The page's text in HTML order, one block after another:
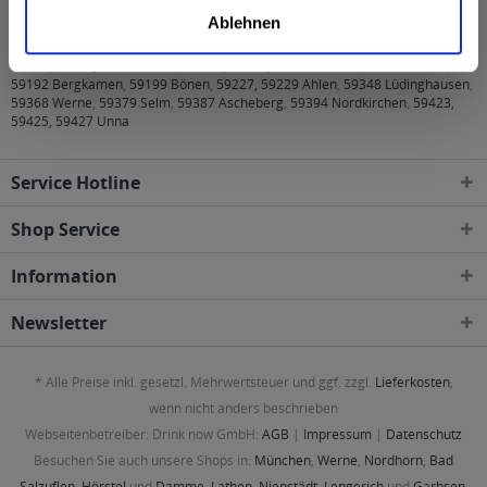
Ablehnen
Städten, Orten und Postleitzahl-Gebieten geliefert
44532, 44534, 44536 Lünen
59192 Bergkamen, 59199 Bönen, 59227, 59229 Ahlen, 59348 Lüdinghausen,
59368 Werne, 59379 Selm, 59387 Ascheberg, 59394 Nordkirchen, 59423,
59425, 59427 Unna
Service Hotline
Shop Service
Information
Newsletter
* Alle Preise inkl. gesetzl. Mehrwertsteuer und ggf. zzgl. Lieferkosten,
wenn nicht anders beschrieben
Webseitenbetreiber: Drink now GmbH: AGB | Impressum | Datenschutz
Besuchen Sie auch unsere Shops in: München, Werne, Nordhorn, Bad